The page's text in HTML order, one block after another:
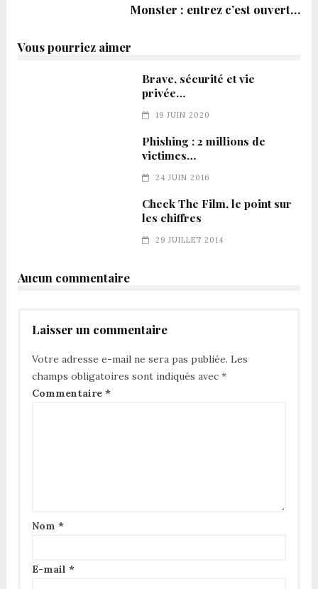
Monster : entrez c’est ouvert…
Vous pourriez aimer
Brave, sécurité et vie
privée…
19 JUIN 2020
Phishing : 2 millions de
victimes…
24 JUIN 2016
Check The Film, le point sur
les chiffres
29 JUILLET 2014
Aucun commentaire
Laisser un commentaire
Votre adresse e-mail ne sera pas publiée. Les
champs obligatoires sont indiqués avec *
Commentaire *
Nom *
E-mail *